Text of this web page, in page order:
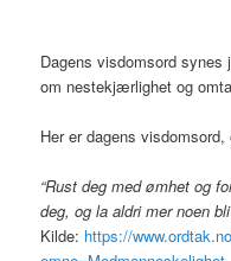
Dagens visdomsord
om nestekjærlighet og
Her er dagens
“Rust deg med ømhet og
deg, og la aldri mer noen
Kilde: https://